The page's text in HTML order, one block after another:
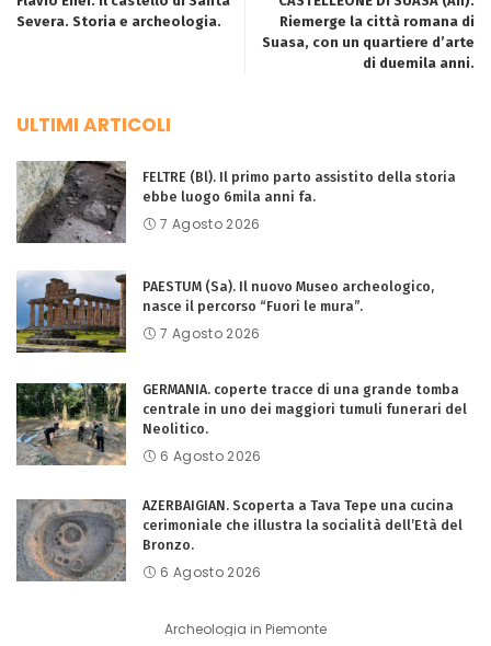
Severa. Storia e archeologia.
Riemerge la città romana di
Suasa, con un quartiere d’arte
di duemila anni.
ULTIMI ARTICOLI
FELTRE (Bl). Il primo parto assistito della storia
ebbe luogo 6mila anni fa.
7 Agosto 2026
PAESTUM (Sa). Il nuovo Museo archeologico,
nasce il percorso “Fuori le mura”.
7 Agosto 2026
GERMANIA. coperte tracce di una grande tomba
centrale in uno dei maggiori tumuli funerari del
Neolitico.
6 Agosto 2026
AZERBAIGIAN. Scoperta a Tava Tepe una cucina
cerimoniale che illustra la socialità dell’Età del
Bronzo.
6 Agosto 2026
Archeologia in Piemonte